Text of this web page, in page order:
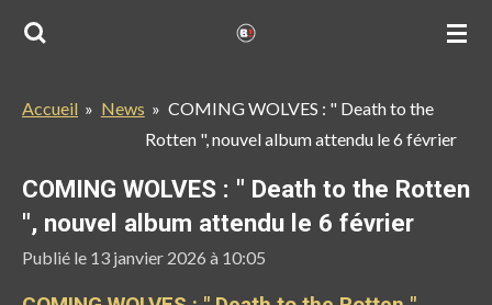
Passer
principal
Accueil » News » COMING WOLVES : " Death to the
Rotten ", nouvel album attendu le 6 février
COMING WOLVES : " Death to the Rotten
", nouvel album attendu le 6 février
Publié le 13 janvier 2026 à 10:05